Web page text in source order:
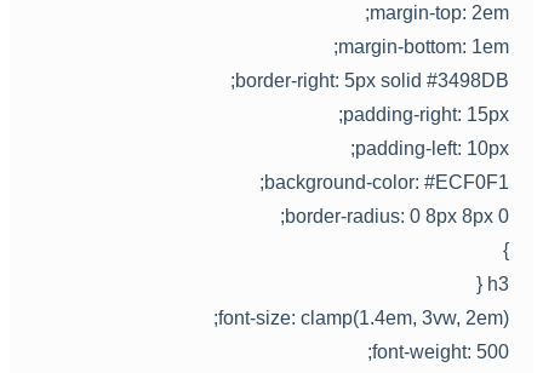
margin-top: 2em;
margin-bottom: 1em;
border-right: 5px solid #3498DB;
padding-right: 15px;
padding-left: 10px;
background-color: #ECF0F1;
border-radius: 0 8px 8px 0;
font-size: clamp(1.4em, 3vw, 2em);
font-weight: 500;